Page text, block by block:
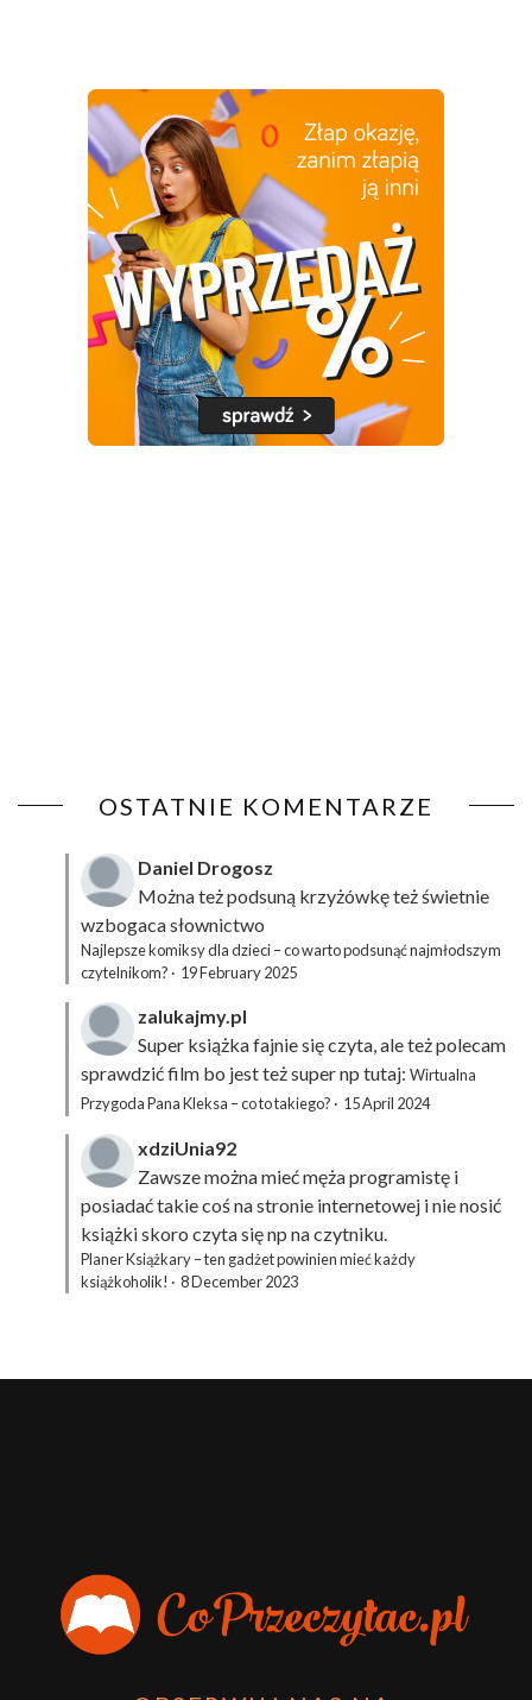
OSTATNIE KOMENTARZE
Daniel Drogosz
Można też podsuną krzyżówkęteż świetnie
wzbogaca słownictwo
Najlepsze komiksy dla dzieci – co warto podsunąć najmłodszym
czytelnikom? · 19 February 2025
zalukajmy.pl
Super książka fajnie się czyta, ale też polecam
sprawdzić film bo jest też super np tutaj: Wirtualna
Przygoda Pana Kleksa – co to takiego? · 15 April 2024
xdziUnia92
Zawsze można mieć męża programistę i
posiadać takie coś na stronie internetowej i nie nosić
książki skoro czyta się np na czytniku.
Planer Książkary – ten gadżet powinien mieć każdy
książkoholik! · 8 December 2023